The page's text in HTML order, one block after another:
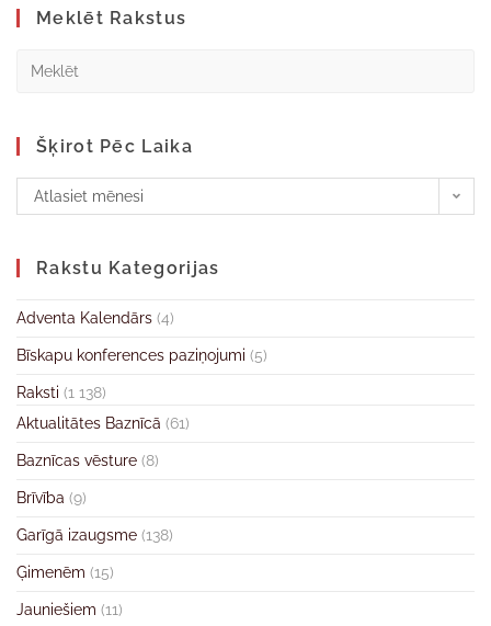
Meklēt Rakstus
Šķirot Pēc Laika
Atlasiet mēnesi
Rakstu Kategorijas
Adventa Kalendārs (4)
Bīskapu konferences paziņojumi (5)
Raksti (1 138)
Aktualitātes Baznīcā (61)
Baznīcas vēsture (8)
Brīvība (9)
Garīgā izaugsme (138)
Ģimenēm (15)
Jauniešiem (11)